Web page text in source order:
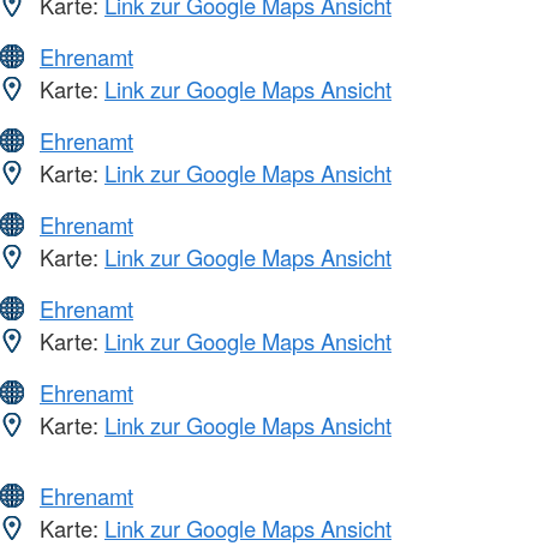
Ehrenamt
Karte: Link zur Google Maps Ansicht
Ehrenamt
Karte: Link zur Google Maps Ansicht
Ehrenamt
Karte: Link zur Google Maps Ansicht
Ehrenamt
Karte: Link zur Google Maps Ansicht
Ehrenamt
Karte: Link zur Google Maps Ansicht
Ehrenamt
Karte: Link zur Google Maps Ansicht